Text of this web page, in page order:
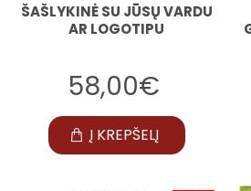
ŠAŠLYKINĖ SU JŪSŲ VARDU
AR LOGOTIPU
58,00€
Į KREPŠELĮ